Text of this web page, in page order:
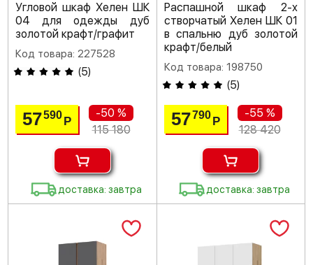
Угловой шкаф Хелен ШК
04 для одежды дуб
золотой крафт/графит
Код товара: 227528
(5)
57590Р
-50 %
115 180
доставка: завтра
Распашной шкаф 2-х
створчатый Хелен ШК 01
в спальню дуб золотой
крафт/белый
Код товара: 198750
(5)
57790 Р
-55 %
128 420
доставка: завтра